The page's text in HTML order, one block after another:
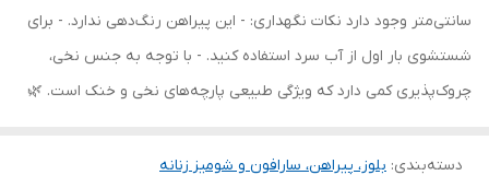
سانتی‌متر وجود دارد نکات نگهداری: - این پیراهن رنگ‌دهی ندارد. - برای
شستشوی بار اول از آب سرد استفاده کنید. - با توجه به جنس نخی،
چروک‌پذیری کمی دارد که ویژگی طبیعی پارچه‌های نخی و خنک است. 🌿
دسته‌بندی: بلوز، پیراهن، سارافون و شومیز زنانه